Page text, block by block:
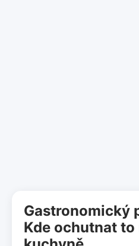
Gastronomický
Kde ochutnat